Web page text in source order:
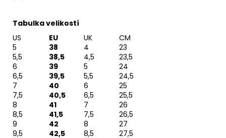
Tabulka velikostí
US
EU UK
CM
5
38 4
23
5,5
38,5 4,5
23,5
6
39 5
24
6,5
39,5 5,5
24,5
7
40 6
25
7,5
40,5 6,5
25,5
8
41 7
26
8,5
41,5 7,5
26,5
9
42 8
27
9,5
42,5 8,5
27,5